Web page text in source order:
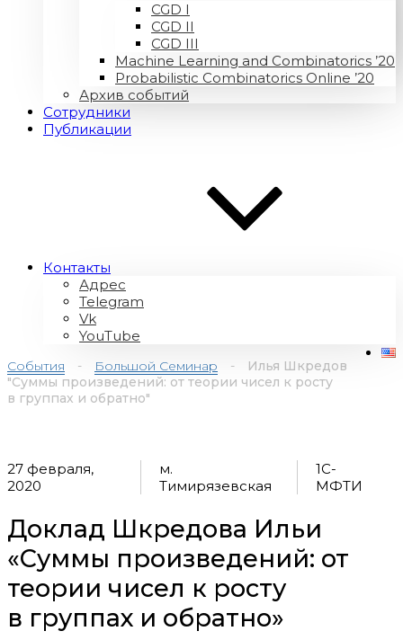
CGD I
CGD II
CGD III
Machine Learning and Combinatorics ’20
Probabilistic Combinatorics Online ’20
Архив событий
Сотрудники
Публикации
Контакты
Адрес
Telegram
Vk
YouTube
События - Большой Семинар -
Илья Шкредов
"Суммы произведений: от теории чисел к росту
в группах и обратно"
27 февраля,
2020
м.
Тимирязевская
1С-
МФТИ
Доклад Шкредова Ильи
«Суммы произведений: от
теории чисел к росту
в группах и обратно»